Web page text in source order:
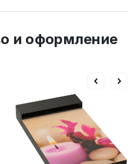
и оформление